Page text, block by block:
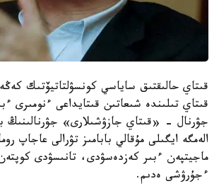
قىتاي حالىقتىق ساياسي كونسۋلتاتيۆتىك
قىتاي تىلىندە شىعاتىن قىتايداعى ءنومىرى
جۋرنال - «قىتاي جازۋشىلارى» جۋرنالىنىڭ
الەمگە ايگىلى مۇقالي بابامىز تۋرالى عاجاپ
ماجيتپەن ءبىر كەزدەسۋدى، تانىسۋدى
ءجۇرۋشى ەدىم.